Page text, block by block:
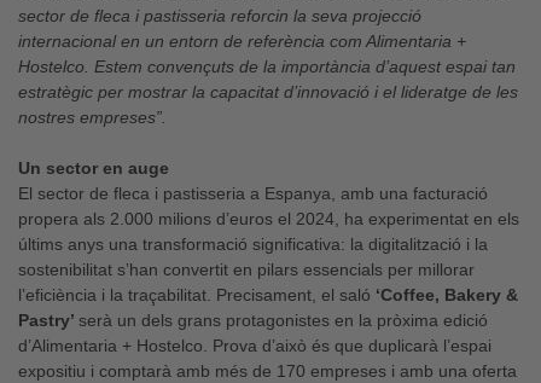
sector de fleca i pastisseria reforcin la seva projecció
internacional en un entorn de referència com Alimentaria +
Hostelco. Estem convençuts de la importància d’aquest espai tan
estratègic per mostrar la capacitat d’innovació i el lideratge de les
nostres empreses”.
Un sector en auge
El sector de fleca i pastisseria a Espanya, amb una facturació
propera als 2.000 milions d’euros el 2024, ha experimentat en els
últims anys una transformació significativa: la digitalització i la
sostenibilitat s’han convertit en pilars essencials per millorar
l’eficiència i la traçabilitat. Precisament, el saló ‘Coffee, Bakery &
Pastry’ serà un dels grans protagonistes en la pròxima edició
d’Alimentaria + Hostelco. Prova d’això és que duplicarà l’espai
expositiu i comptarà amb més de 170 empreses i amb una oferta